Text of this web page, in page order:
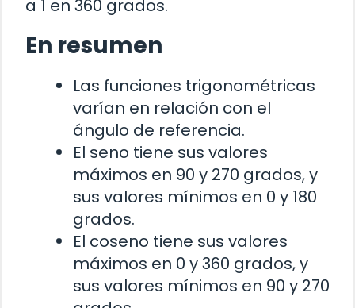
a 1 en 360 grados.
En resumen
Las funciones trigonométricas
varían en relación con el
ángulo de referencia.
El seno tiene sus valores
máximos en 90 y 270 grados, y
sus valores mínimos en 0 y 180
grados.
El coseno tiene sus valores
máximos en 0 y 360 grados, y
sus valores mínimos en 90 y 270